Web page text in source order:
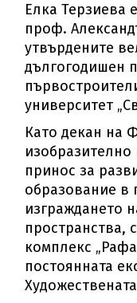
Елка Терзиева
проф.
утвърдените
дългогодишен
университет
Като декан на
принос за
образование в
изграждането
пространства,
комплекс
постоянната